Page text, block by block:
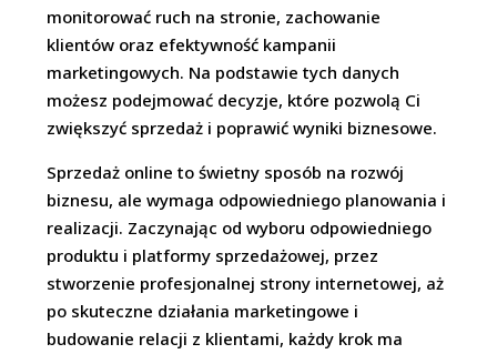
monitorować ruch na stronie, zachowanie
klientów oraz efektywność kampanii
marketingowych. Na podstawie tych danych
możesz podejmować decyzje, które pozwolą Ci
zwiększyć sprzedaż i poprawić wyniki biznesowe.
Sprzedaż online to świetny sposób na rozwój
biznesu, ale wymaga odpowiedniego planowania i
realizacji. Zaczynając od wyboru odpowiedniego
produktu i platformy sprzedażowej, przez
stworzenie profesjonalnej strony internetowej, aż
po skuteczne działania marketingowe i
budowanie relacji z klientami, każdy krok ma